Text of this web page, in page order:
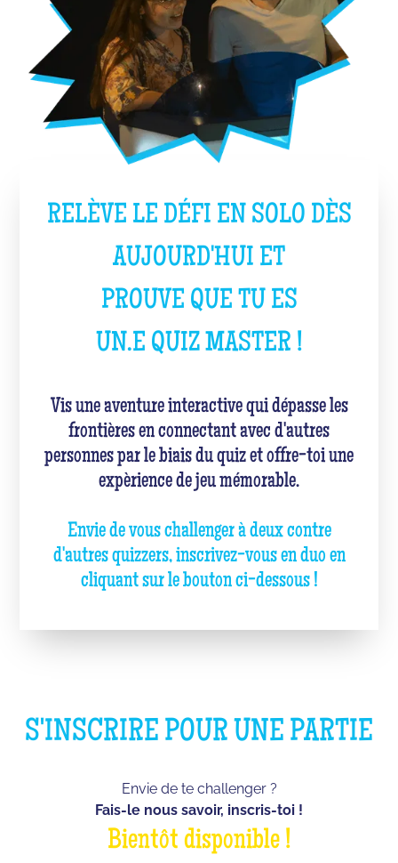
RELÈVE LE DÉFI EN SOLO DÈS
AUJOURD'HUI ET
PROUVE QUE TU ES
UN.E QUIZ MASTER !
Vis une aventure interactive qui dépasse les
frontières en connectant avec d'autres
personnes par le biais du quiz et offre-toi une
expèrience de jeu mémorable.
Envie de vous challenger à deux contre
d'autres quizzers, inscrivez-vous en duo en
cliquant sur le bouton ci-dessous !
S'INSCRIRE POUR UNE PARTIE
Envie de te challenger ?
Fais-le nous savoir, inscris-toi !
Bientôt disponible !